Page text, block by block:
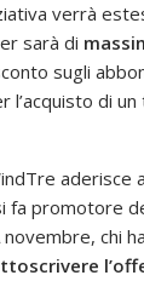
verrà
sarà di
sugli
l’acquisto di
aderisce
fa promotore
chi